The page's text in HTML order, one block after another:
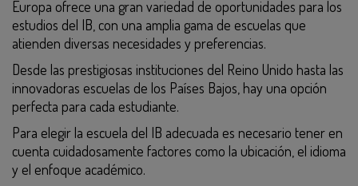
Europa ofrece una gran variedad de oportunidades para los
estudios del IB, con una amplia gama de escuelas que
atienden diversas necesidades y preferencias.
Desde las prestigiosas instituciones del Reino Unido hasta las
innovadoras escuelas de los Países Bajos, hay una opción
perfecta para cada estudiante.
Para elegir la escuela del IB adecuada es necesario tener en
cuenta cuidadosamente factores como la ubicación, el idioma
y el enfoque académico.